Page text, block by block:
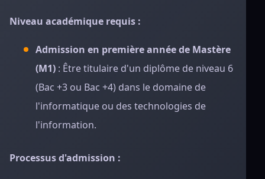
Niveau académique requis :
Admission en première année de Mastère
(M1) : Être titulaire d'un diplôme de niveau 6
(Bac +3 ou Bac +4) dans le domaine de
l'informatique ou des technologies de
l'information.
Processus d'admission :